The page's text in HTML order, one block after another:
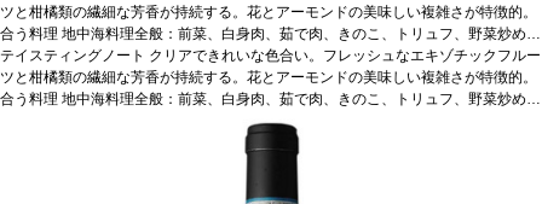
ツと柑橘類の繊細な芳香が持続する。花とアーモンドの美味しい複雑さが特徴的。
合う料理 地中海料理全般：前菜、白身肉、茹で肉、きのこ、トリュフ、野菜炒め、
魚介類などと好相性。 葡萄品種ヴェルディッキオ 90%、マルヴァジア 10%*本ヴ
ィンテージが在庫切れの場合、在庫があり価格が同様の場合は自動的に次のヴィン
テージに変更されますのでご了承ください。
テイスティングノート クリアできれいな色合い。フレッシュなエキゾチックフルー
ツと柑橘類の繊細な芳香が持続する。花とアーモンドの美味しい複雑さが特徴的。
合う料理 地中海料理全般：前菜、白身肉、茹で肉、きのこ、トリュフ、野菜炒め、
ヴェルディッキオ 90%、マルヴァジア 10%
ィンテージが在庫切れの場合、在庫があり価格が同様の場合は自動的に次のヴィン